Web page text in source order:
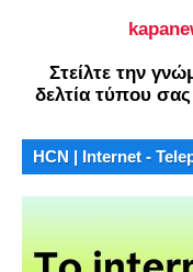
Στείλτε την
δελτία τύπου
HCN | Internet -